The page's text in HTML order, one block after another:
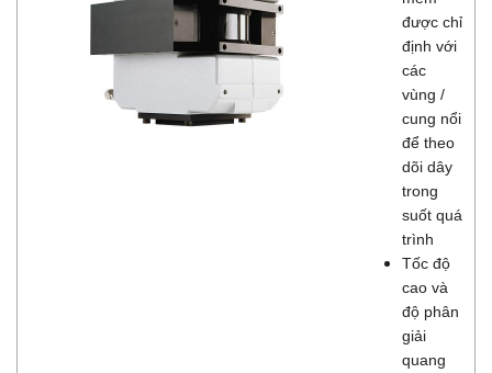
được chỉ
định với
các
vùng /
cung nổi
để theo
dõi dây
trong
suốt quá
trình
Tốc độ
cao và
độ phân
giải
quang